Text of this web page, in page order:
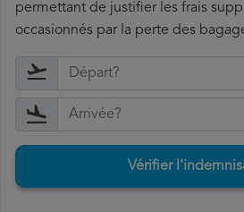
permettant de justifier les frais
occasionnés par la perte des
Vérifier